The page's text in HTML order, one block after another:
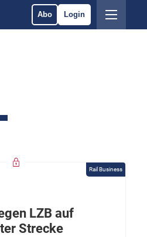
Abo Login
Rail Business
LZB auf
Strecke